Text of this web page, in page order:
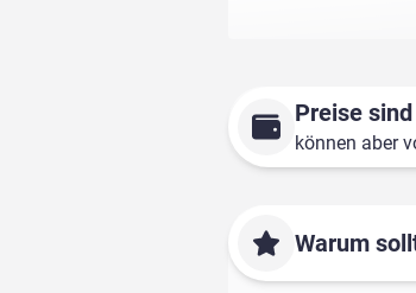
Preise
können aber
Warum